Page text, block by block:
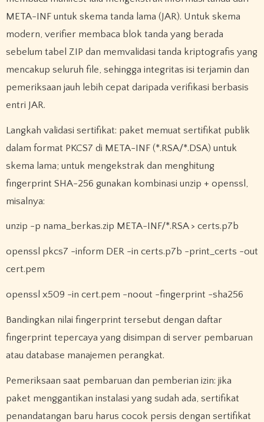
META-INF untuk skema tanda lama (JAR). Untuk skema
modern, verifier membaca blok tanda yang berada
sebelum tabel ZIP dan memvalidasi tanda kriptografis yang
mencakup seluruh file, sehingga integritas isi terjamin dan
pemeriksaan jauh lebih cepat daripada verifikasi berbasis
entri JAR.
Langkah validasi sertifikat: paket memuat sertifikat publik
dalam format PKCS7 di META-INF (*.RSA/*.DSA) untuk
skema lama; untuk mengekstrak dan menghitung
fingerprint SHA-256 gunakan kombinasi unzip + openssl,
misalnya:
unzip -p nama_berkas.zip META-INF/*.RSA > certs.p7b
openssl pkcs7 -inform DER -in certs.p7b -print_certs -out
cert.pem
openssl x509 -in cert.pem -noout -fingerprint -sha256
Bandingkan nilai fingerprint tersebut dengan daftar
fingerprint tepercaya yang disimpan di server pembaruan
atau database manajemen perangkat.
Pemeriksaan saat pembaruan dan pemberian izin: jika
paket menggantikan instalasi yang sudah ada, sertifikat
penandatangan baru harus cocok persis dengan sertifikat